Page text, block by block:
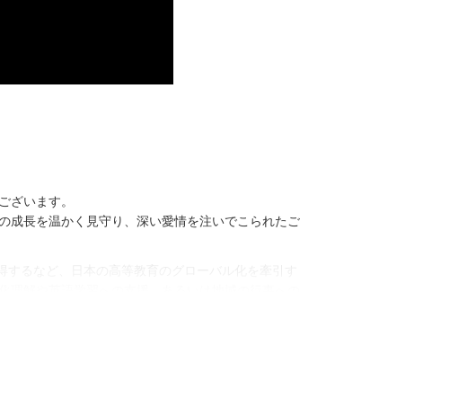
ざいます。
成長を温かく見守り、深い愛情を注いでこられたご
解や英語学習への支援、あるいは地域の行事への
った知識や経験、人的ネットワークを存分に発揮